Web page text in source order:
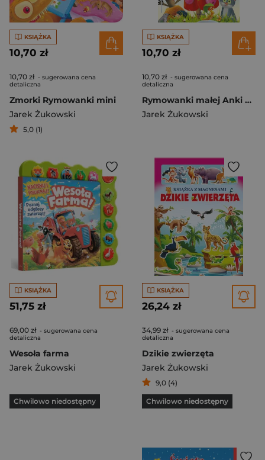
KSIĄŻKA
10,70 zł
10,70 zł - sugerowana cena
detaliczna
Zmorki Rymowanki mini
Jarek Żukowski
5,0 (1)
KSIĄŻKA
10,70 zł
10,70 zł - sugerowana cena
detaliczna
Rymowanki małej Anki Lokatorzy
Jarek Żukowski
KSIĄŻKA
51,75 zł
69,00 zł - sugerowana cena
detaliczna
Wesoła farma
Jarek Żukowski
Chwilowo niedostępny
KSIĄŻKA
26,24 zł
34,99 zł - sugerowana cena
detaliczna
Dzikie zwierzęta
Jarek Żukowski
9,0 (4)
Chwilowo niedostępny